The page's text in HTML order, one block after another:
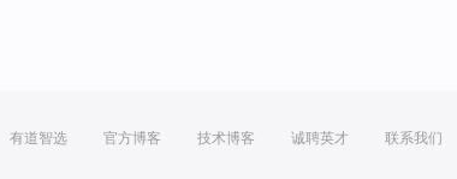
有道智选 官方博客 技术博客 诚聘英才 联系我们